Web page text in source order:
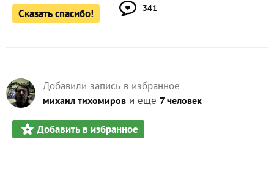
Сказать спасибо! 341
Добавили запись в избранное
михаил тихомиров и еще 7 человек
Добавить в избранное